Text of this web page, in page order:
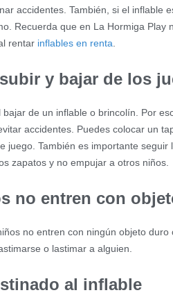
accidentes. También, si el inflable
Recuerda que en La Hormiga Play
rentar inflables en renta
y bajar de los
de un inflable o brincolín. Por
accidentes. Puedes colocar un
juego. También es importante seguir
zapatos y no empujar a otros niños.
no entren con
no entren con ningún objeto duro
o lastimar a alguien.
al inflable